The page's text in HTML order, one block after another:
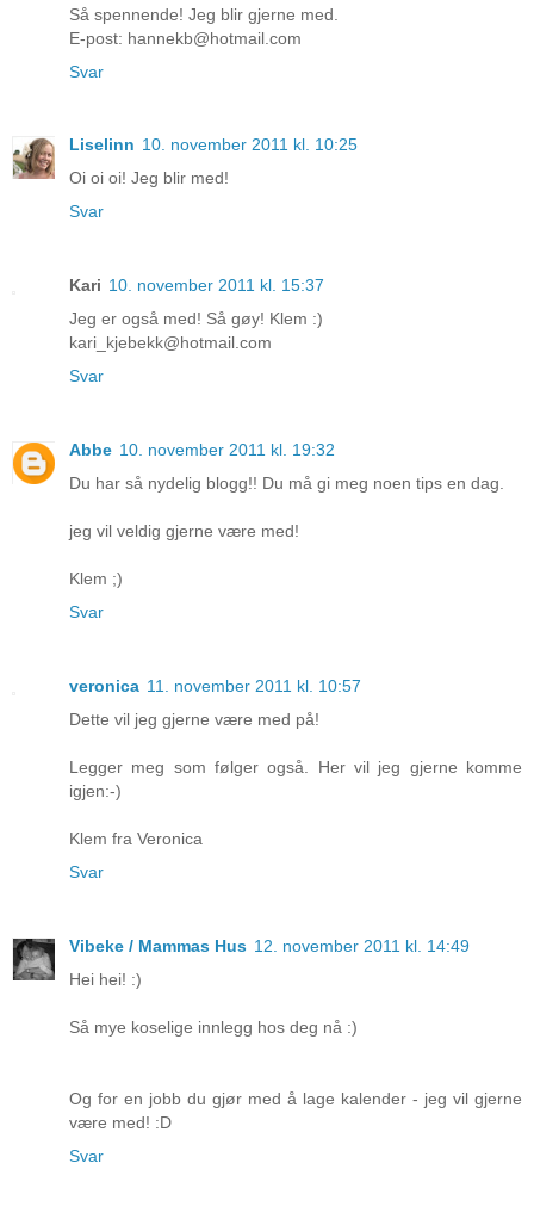
Så spennende! Jeg blir gjerne med.
E-post: hannekb@hotmail.com
Svar
Liselinn 10. november 2011 kl. 10:25
Oi oi oi! Jeg blir med!
Svar
Kari 10. november 2011 kl. 15:37
Jeg er også med! Så gøy! Klem :)
kari_kjebekk@hotmail.com
Svar
Abbe 10. november 2011 kl. 19:32
Du har så nydelig blogg!! Du må gi meg noen tips en dag.
jeg vil veldig gjerne være med!
Klem ;)
Svar
veronica 11. november 2011 kl. 10:57
Dette vil jeg gjerne være med på!
Legger meg som følger også. Her vil jeg gjerne komme
igjen:-)
Klem fra Veronica
Svar
Vibeke / Mammas Hus 12. november 2011 kl. 14:49
Hei hei! :)
Så mye koselige innlegg hos deg nå :)
Og for en jobb du gjør med å lage kalender - jeg vil gjerne
være med! :D
Svar